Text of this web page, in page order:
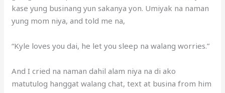
kase yung businang yun sakanya yon. Umiyak na naman
yung mom niya, and told me na,
“Kyle loves you dai, he let you sleep na walang worries.”
And I cried na naman dahil alam niya na di ako
matutulog hanggat walang chat, text at busina from him